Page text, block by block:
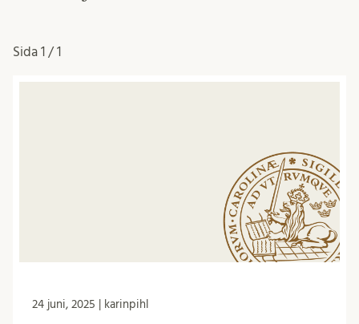
Sida 1 / 1
24 juni, 2025 | karinpihl